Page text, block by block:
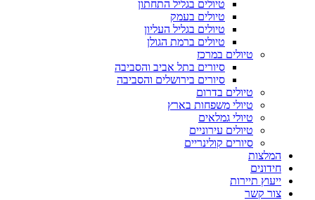
טיולים בגליל התחתון
טיולים בעמק
טיולים בגליל העליון
טיולים ברמת הגולן
טיולים במרכז
סיורים בתל אביב והסביבה
סיורים בירושלים והסביבה
טיולים בדרום
טיולי משפחות בארץ
טיולי גמלאים
טיולים עירוניים
סיורים קולינריים
המלצות
חידונים
ייעוץ תיירות
צור קשר